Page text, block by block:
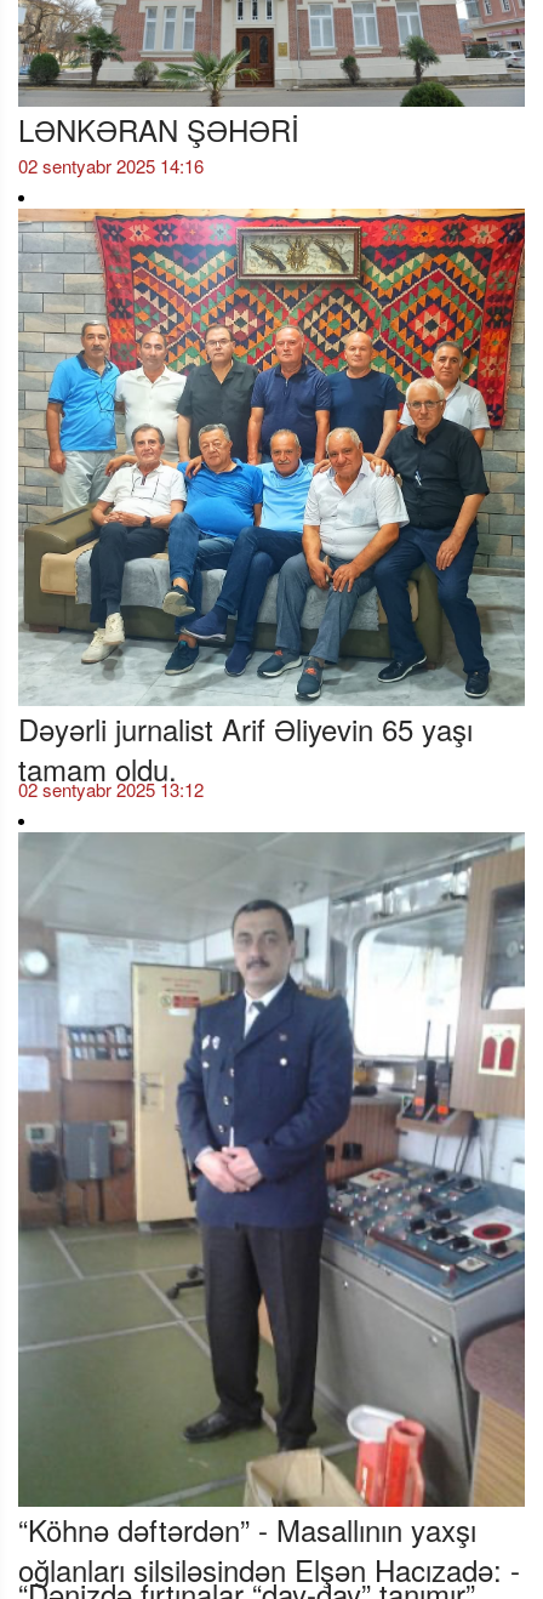
LƏNKƏRAN ŞƏHƏRİ
02 sentyabr 2025 14:16
Dəyərli jurnalist Arif Əliyevin 65 yaşı
tamam oldu.
02 sentyabr 2025 13:12
“Köhnə dəftərdən” - Masallının yaxşı
oğlanları silsiləsindən Elşən Hacızadə: -
“Dənizdə fırtınalar “day-day” tanımır”